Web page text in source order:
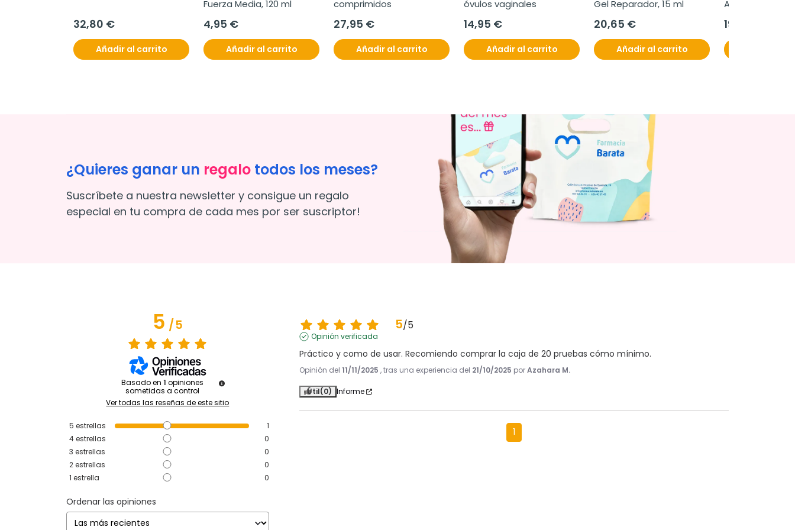
32,80 €
Añadir al carrito
Fuerza Media, 120 ml
4,95 €
Añadir al carrito
comprimidos
27,95 €
Añadir al carrito
óvulos vaginales
14,95 €
Añadir al carrito
Gel Reparador, 15 ml
20,65 €
Añadir al carrito
Artrosis Talla
19,50 €
¿Quieres ganar un regalo todos los meses?
Suscríbete a nuestra newsletter y consigue un regalo
especial en tu compra de cada mes por ser suscriptor!
5/5
Basado en 1 opiniones
sometidas a control
Ver todas las reseñas de este sitio
5 estrellas
1
4estrellas
0
3 estrellas
0
2estrellas
0
1 estrella 0
Ordenar las opiniones
5/5
Opinión verificada
Práctico y como de usar. Recomiendo comprar la caja de 20 pruebas cómo mínimo.
Opinión del 11/11/2025 , tras una experiencia del 21/10/2025 porAzahara M.
Útil(0) Informe
1